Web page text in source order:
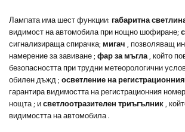
Лампата има шест функции: габаритна
видимост на автомобила при нощно шофиране;
сигнализираща спирачка; мигач , позволяващ
намерение за завиване; фар за мъгла, който
безопасността при трудни метеорологични
обилен дъжд; осветление на
гарантира видимостта на регистрационния
нощта; исветлоотразителен триъгълник,
видимостта на автомобила.